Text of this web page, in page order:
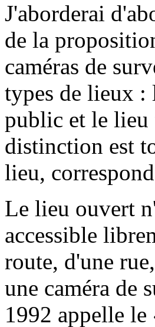
J'aborderai
de la
caméras de
types de lieux :
public et le lieu
distinction est
lieu,
Le lieu ouvert
accessible
route, d'une
une caméra de
1992 appelle